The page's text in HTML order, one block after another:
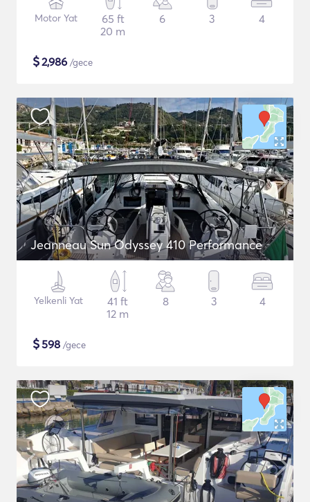
Motor Yat
65 ft
20 m
6 3 4
$2,986 /gece
Jeanneau Sun Odyssey 410 Performance
Yelkenli Yat
41 ft
12 m
8 3 4
$598 /gece